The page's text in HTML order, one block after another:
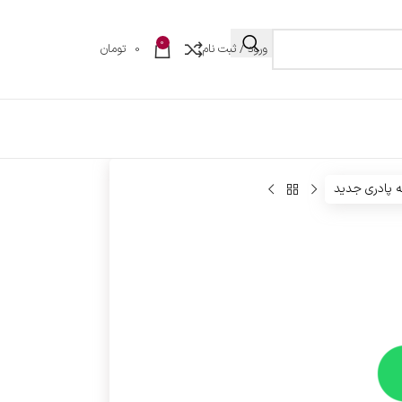
ورود / ثبت نام 0
0 تومان
پادری جدید